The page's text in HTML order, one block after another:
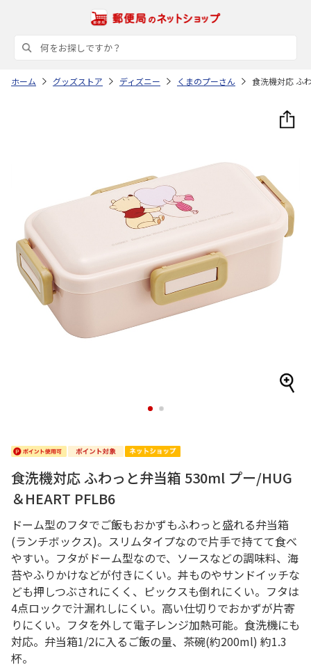
ホーム グッズストア ディズニー くまのプーさん 食洗機対応 ふ
1 2
食洗機対応 ふわっと弁当箱 530ml プー/HUG
＆HEART PFLB6
ドーム型のフタでご飯もおかずもふわっと盛れる弁当箱
(ランチボックス)。スリムタイプなので片手で持てて食べ
やすい。フタがドーム型なので、ソースなどの調味料、海
苔やふりかけなどが付きにくい。丼ものやサンドイッチな
ども押しつぶされにくく、ピックスも倒れにくい。フタは
4点ロックで汁漏れしにくい。高い仕切りでおかずが片寄
りにくい。フタを外して電子レンジ加熱可能。食洗機にも
対応。弁当箱1/2に入るご飯の量、茶碗(約200ml) 約1.3
杯。